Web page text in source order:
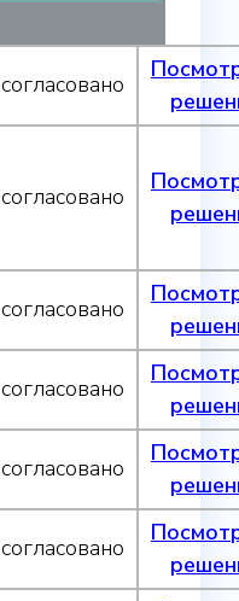
согласовано
согласовано
согласовано
согласовано
согласовано
согласовано